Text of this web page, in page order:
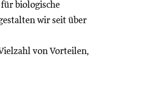
biologische
wir seit über
von Vorteilen,